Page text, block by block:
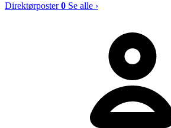
Direktørposter0 Se alle ›